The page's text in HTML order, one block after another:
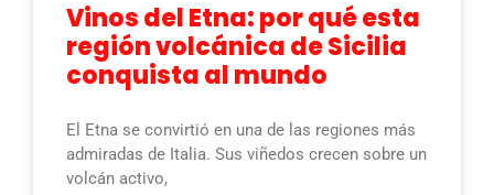
Vinos del Etna: por qué esta
región volcánica de Sicilia
conquista al mundo
El Etna se convirtió en una de las regiones más
admiradas de Italia. Sus viñedos crecen sobre un
volcán activo,